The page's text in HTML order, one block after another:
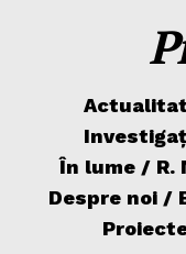
În lume / R.
Despre noi /